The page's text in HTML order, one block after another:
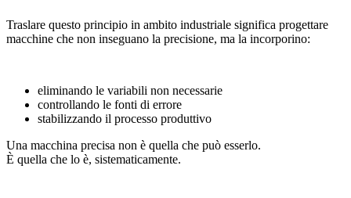
Traslare questo principio in ambito industriale significa progettare
macchine che non inseguano la precisione, ma la incorporino:
eliminando le variabili non necessarie
controllando le fonti di errore
stabilizzando il processo produttivo
Una macchina precisa non è quella che può esserlo.
È quella che lo è, sistematicamente.